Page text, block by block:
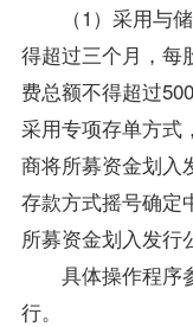
（1）采用与储
得超过三个月，每
费总额不得超过
采用专项存单方式
商将所募资金划入
存款方式摇号确定
所募资金划入发行
具体操作程序参
行。